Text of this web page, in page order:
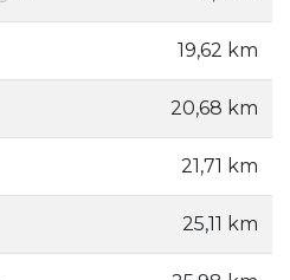
19,62 km
20,68 km
21,71 km
25,11 km